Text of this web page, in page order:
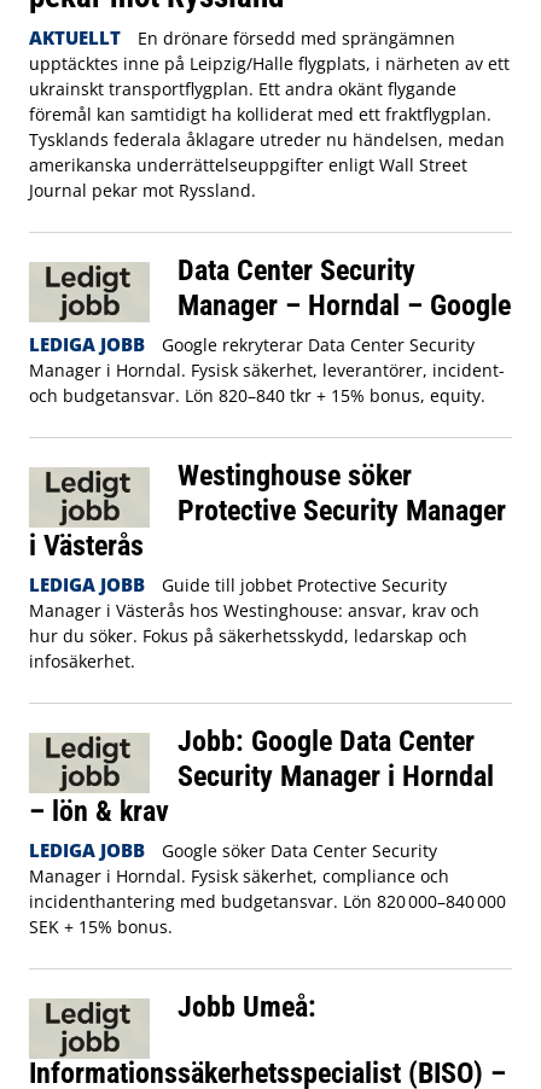
AKTUELLT
En drönare försedd med sprängämnen
upptäcktes inne på Leipzig/Halle flygplats, i närheten av ett
ukrainskt transportflygplan. Ett andra okänt flygande
föremål kan samtidigt ha kolliderat med ett fraktflygplan.
Tysklands federala åklagare utreder nu händelsen, medan
amerikanska underrättelseuppgifter enligt Wall Street
Journal pekar mot Ryssland.
Data Center Security
Manager – Horndal – Google
LEDIGA JOBB
Google rekryterar Data Center Security
Manager i Horndal. Fysisk säkerhet, leverantörer, incident-
och budgetansvar. Lön 820–840 tkr + 15% bonus, equity.
Westinghouse söker
Protective Security Manager
i Västerås
LEDIGA JOBB
Guide till jobbet Protective Security
Manager i Västerås hos Westinghouse: ansvar, krav och
hur du söker. Fokus på säkerhetsskydd, ledarskap och
infosäkerhet.
Jobb: Google Data Center
Security Manager i Horndal
– lön & krav
LEDIGA JOBB
Google söker Data Center Security
Manager i Horndal. Fysisk säkerhet, compliance och
incidenthantering med budgetansvar. Lön 820 000–840 000
SEK + 15% bonus.
Jobb Umeå:
Informationssäkerhetsspecialist (BISO) –